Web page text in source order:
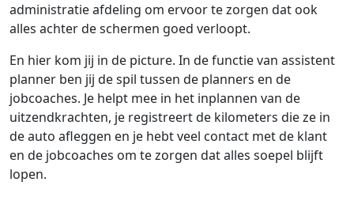
administratie afdeling om ervoor te zorgen dat ook
alles achter de schermen goed verloopt.
En hier kom jij in de picture. In de functie van assistent
planner ben jij de spil tussen de planners en de
jobcoaches. Je helpt mee in het inplannen van de
uitzendkrachten, je registreert de kilometers die ze in
de auto afleggen en je hebt veel contact met de klant
en de jobcoaches om te zorgen dat alles soepel blijft
lopen.